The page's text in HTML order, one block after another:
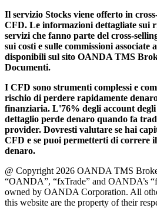
Il servizio Stocks viene offerto in
CFD. Le informazioni dettagliate sui
servizi che fanno parte del cross-
sui costi e sulle commissioni associate
disponibili sul sito OANDA TMS
Documenti.
I CFD sono strumenti complessi e
rischio di perdere rapidamente
finanziaria. L'76% degli account
dettaglio perde denaro quando fa
provider. Dovresti valutare se hai
CFD e se puoi permetterti di correre
denaro.
@ Copyright 2026 OANDA TMS
“OANDA”, “fxTrade” and OANDA’s
owned by OANDA Corporation. All
this website are the property of their